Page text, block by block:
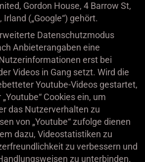
Gordon House, 4 Barrow St,
Irland („Google“) gehört.
Datenschutzmodus
Anbieterangaben eine
erst bei
Videos in Gang setzt. Wird die
Youtube-Videos gestartet,
Cookies ein, um
das Nutzerverhalten zu
von „Youtube“ zufolge dienen
dazu, Videostatistiken zu
zu verbessern und
zu unterbinden.